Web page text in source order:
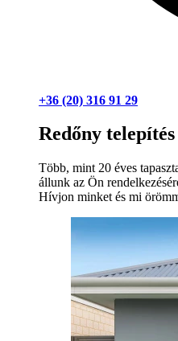
+36 (20) 316 91 29
Redőny
Több, mint 20 éves
állunk az Ön
Hívjon minket és mi